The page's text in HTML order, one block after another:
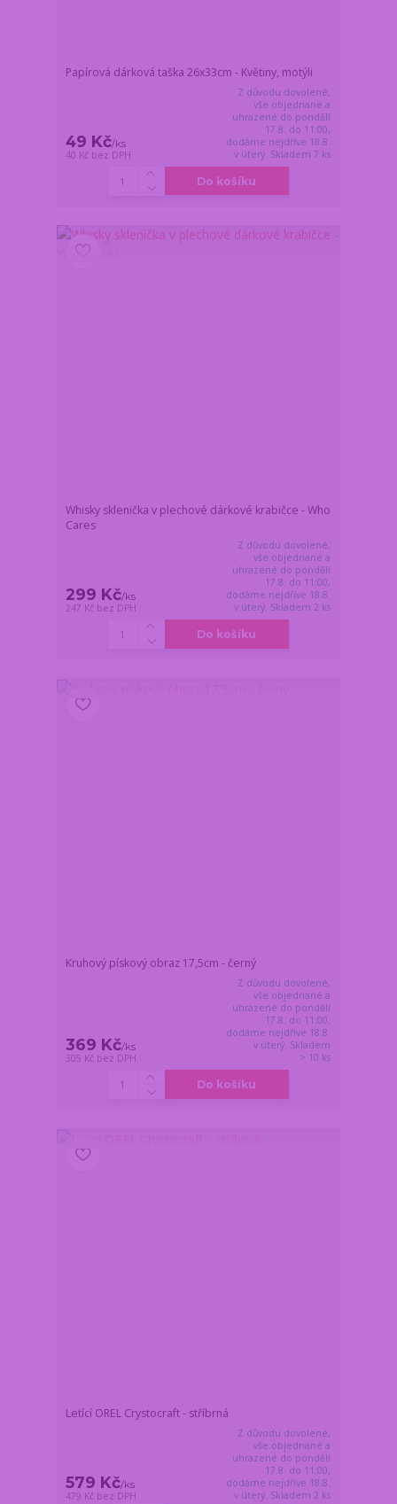
Papírová dárková taška 26x33cm - Květiny, motýli
49 Kč/ks
40 Kč bez DPH
Z důvodu dovolené,
vše objednané a
uhrazené do pondělí
17.8. do 11:00,
dodáme nejdříve 18.8.
v úterý. Skladem 7 ks
Do košíku
Whisky sklenička v plechové dárkové krabičce - Who
Cares
299 Kč/ks
247 Kč bez DPH
Z důvodu dovolené,
vše objednané a
uhrazené do pondělí
17.8. do 11:00,
dodáme nejdříve 18.8.
v úterý. Skladem 2 ks
Do košíku
Kruhový pískový obraz 17,5cm - černý
369 Kč/ks
305 Kč bez DPH
Z důvodu dovolené,
vše objednané a
uhrazené do pondělí
17.8. do 11:00,
dodáme nejdříve 18.8.
v úterý. Skladem
> 10 ks
Do košíku
Letící OREL Crystocraft - stříbrná
579 Kč/ks
479 Kč bez DPH
Z důvodu dovolené,
vše objednané a
uhrazené do pondělí
17.8. do 11:00,
dodáme nejdříve 18.8.
v úterý. Skladem 2 ks